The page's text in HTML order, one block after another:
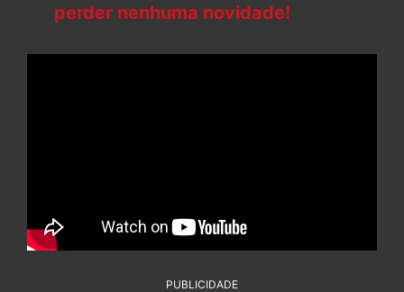
perder nenhuma novidade!
PUBLICIDADE